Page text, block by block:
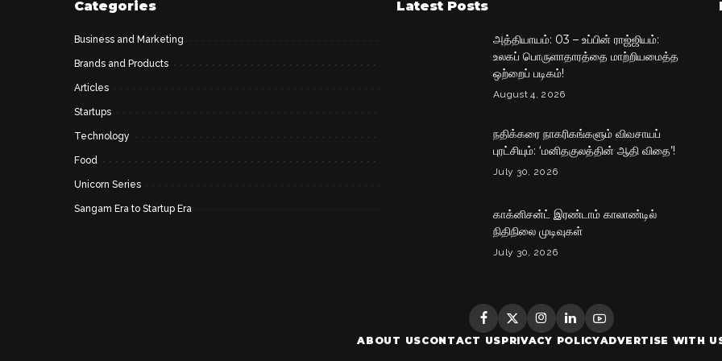
Categories
Business and Marketing
Brands and Products
Articles
Startups
Technology
Food
Unicorn Series
Sangam Era to Startup Era
Latest Posts
அத்தியாயம்: 03 – உப்பின் ராஜ்ஜியம்:
உலகப் பொருளாதாரத்தை மாற்றியமைத்த
ஒற்றைப் படிகம்!
August 4, 2026
நதிக்கரை நாகரிகங்களும் விவசாயப்
புரட்சியும்: ‘மனிதகுலத்தின் ஆதி விதை’!
July 30, 2026
காக்னிசன்ட் இரண்டாம் காலாண்டில்
நிதிநிலை முடிவுகள்
July 30, 2026
ABOUT USCONTACT USPRIVACY POLICYADVERTISE WITH